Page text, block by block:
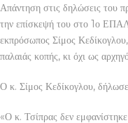
Απάντηση στις δηλώσεις του
την επίσκεψή του στο 1ο
εκπρόσωπος Σίμος
παλαιάς κοπής, κι όχι ως
Ο κ. Σίμος Κεδίκογλου, δήλωσε
«Ο κ. Τσίπρας δεν